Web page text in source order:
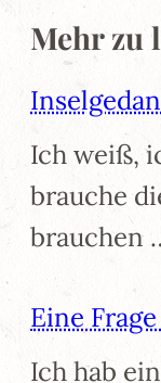
Mehr zu
Ich weiß,
brauche
brauchen
Eine
Ich hab